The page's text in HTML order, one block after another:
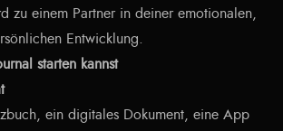
zu einem Partner in deiner emotionalen,
Entwicklung.
starten kannst
ein digitales Dokument, eine App